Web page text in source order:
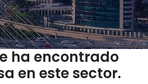
ha encontrado
en este sector.